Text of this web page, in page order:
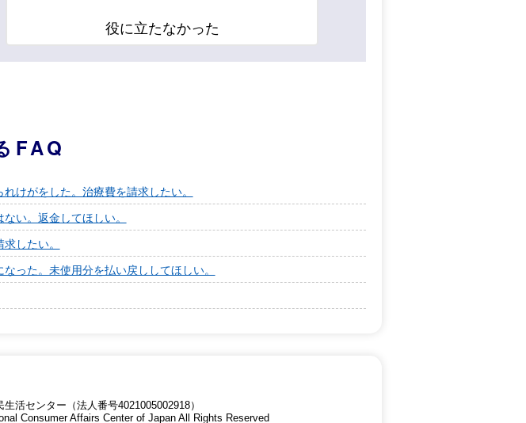
役に立たなかった
FAQ
けがをした。治療費を請求したい。
い。返金してほしい。
したい。
った。未使用分を払い戻ししてほしい。
活センター（法人番号4021005002918）
Consumer Affairs Center of Japan All Rights Reserved